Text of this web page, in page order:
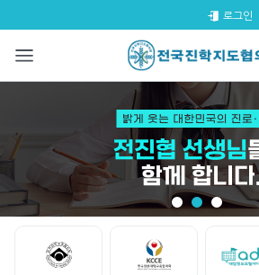
전국진학지도협의회
로그인